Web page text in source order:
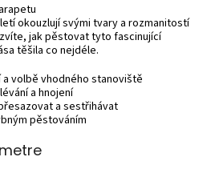
okouzlují svými tvary a rozmanitostí
jak pěstovat tyto fascinující
těšila co nejdéle.
volbě vhodného stanoviště
a hnojení
a sestřihávat
pěstováním